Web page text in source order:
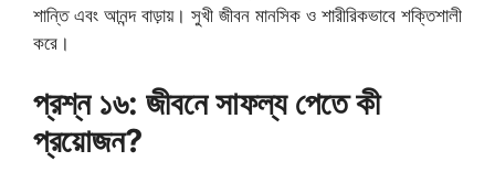
শান্তি এবং আনন্দ বাড়ায়। সুখী জীবন মানসিক ও শারীরিকভাবে শক্তিশালী
করে।
প্রশ্ন ১৬: জীবনে সাফল্য পেতে কী
প্রয়োজন?